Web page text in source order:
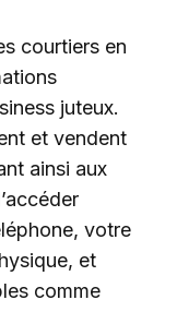
courtiers en
juteux.
et vendent
ainsi aux
votre
et
comme